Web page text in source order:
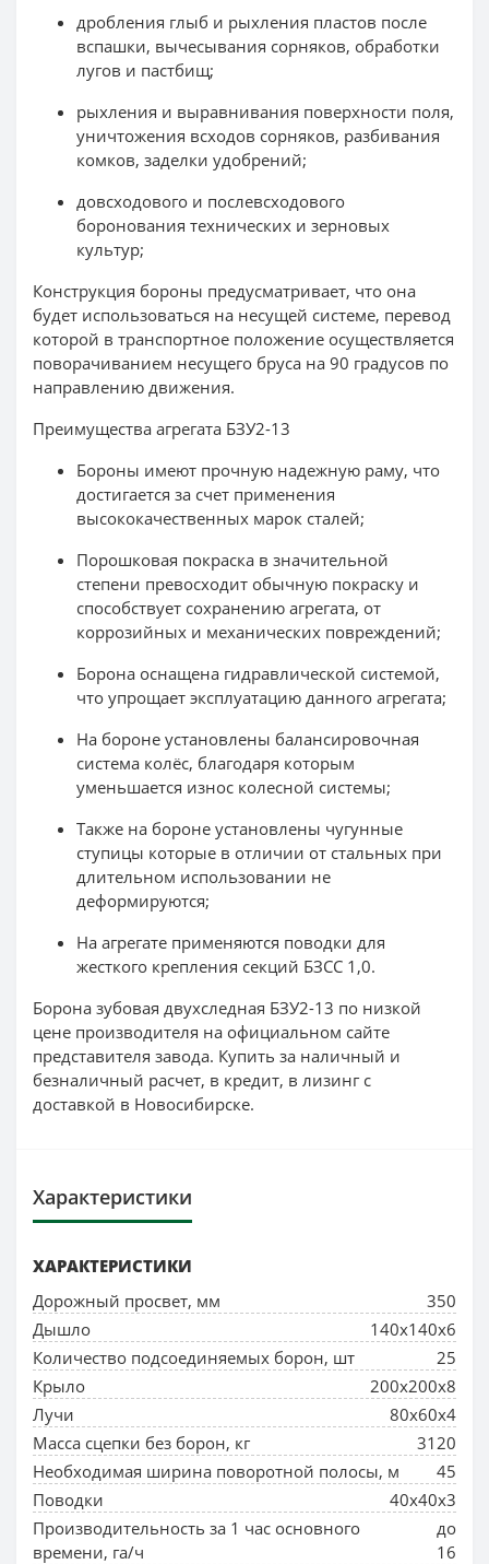
дробления глыб и рыхления пластов после
вспашки, вычесывания сорняков, обработки
лугов и пастбищ;
рыхления и выравнивания поверхности поля,
уничтожения всходов сорняков, разбивания
комков, заделки удобрений;
довсходового и послевсходового
боронования технических и зерновых
культур;
Конструкция бороны предусматривает, что она
будет использоваться на несущей системе, перевод
которой в транспортное положение осуществляется
поворачиванием несущего бруса на 90 градусов по
направлению движения.
Преимущества агрегата БЗУ2-13
Бороны имеют прочную надежную раму, что
достигается за счет применения
высококачественных марок сталей;
Порошковая покраска в значительной
степени превосходит обычную покраску и
способствует сохранению агрегата, от
коррозийных и механических повреждений;
Борона оснащена гидравлической системой,
что упрощает эксплуатацию данного агрегата;
На бороне установлены балансировочная
система колёс, благодаря которым
уменьшается износ колесной системы;
Также на бороне установлены чугунные
ступицы которые в отличии от стальных при
длительном использовании не
деформируются;
На агрегате применяются поводки для
жесткого крепления секций БЗСС 1,0.
Борона зубовая двухследная БЗУ2-13 по низкой
цене производителя на официальном сайте
представителя завода. Купить за наличный и
безналичный расчет, в кредит, в лизинг с
доставкой в Новосибирске.
Характеристики
ХАРАКТЕРИСТИКИ
Дорожный просвет, мм
350
Дышло
140х140х6
Количество подсоединяемых борон, шт
25
Крыло
200х200х8
Лучи
80х60х4
Масса сцепки без борон, кг
3120
Необходимая ширина поворотной полосы, м
45
Поводки
40х40х3
Производительность за 1 час основного
времени, га/ч
до
16